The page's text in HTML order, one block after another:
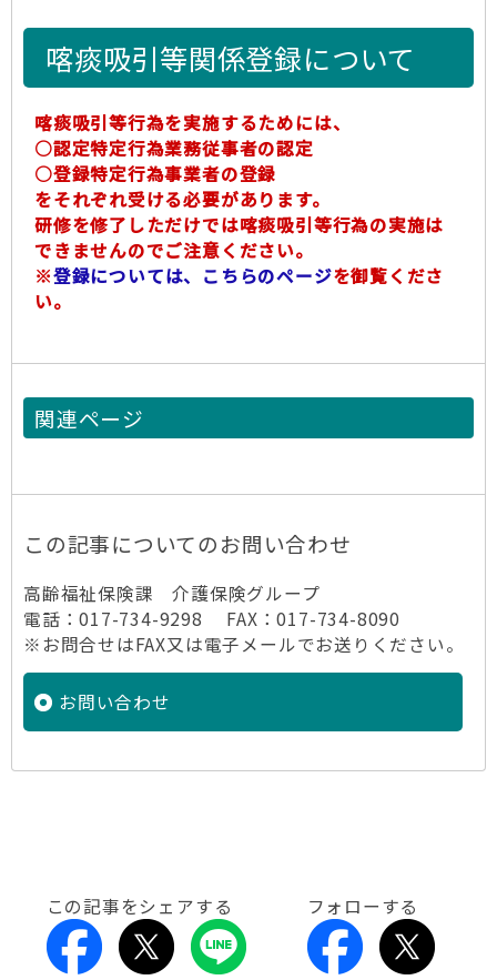
喀痰吸引等関係登録について
喀痰吸引等行為を実施するためには、
○認定特定行為業務従事者の認定
○登録特定行為事業者の登録
をそれぞれ受ける必要があります。
研修を修了しただけでは喀痰吸引等行為の実施は
できませんのでご注意ください。
※登録については、こちらのページを御覧くださ
い。
関連ページ
この記事についてのお問い合わせ
高齢福祉保険課 介護保険グループ
電話：017-734-9298 FAX：017-734-8090
※お問合せはFAX又は電子メールでお送りください。
お問い合わせ
この記事をシェアする フォローする